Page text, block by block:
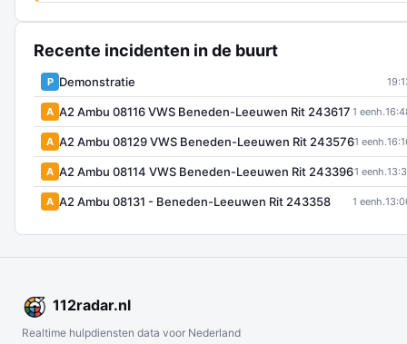
Recente incidenten in de buurt
P Demonstratie
A A2 Ambu 08116 VWS Beneden-Leeuwen Rit 243617 1 eenh.
A A2 Ambu 08129 VWS Beneden-Leeuwen Rit 2435761 eenh.
A A2 Ambu 08114 VWS Beneden-Leeuwen Rit 2433961 eenh.
A A2 Ambu 08131 - Beneden-Leeuwen Rit 243358 1 eenh.
112radar.nl
Realtime hulpdiensten data voor Nederland